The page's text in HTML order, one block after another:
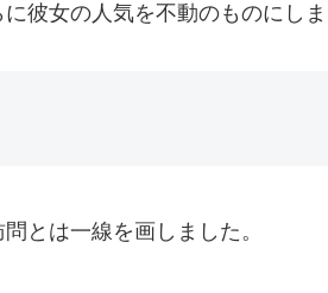
彼女の人気を不動のものにしま
とは一線を画しました。